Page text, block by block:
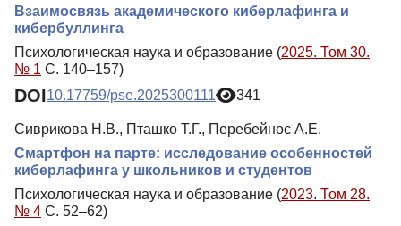
Взаимосвязь академического киберлафинга и
кибербуллинга
Психологическая наука и образование (2025. Том 30.
№ 1 С. 140–157)
DOI10.17759/pse.2025300111 341
Сиврикова Н.В., Пташко Т.Г., Перебейнос А.Е.
Смартфон на парте: исследование особенностей
киберлафинга у школьников и студентов
Психологическая наука и образование (2023. Том 28.
№ 4 С. 52–62)